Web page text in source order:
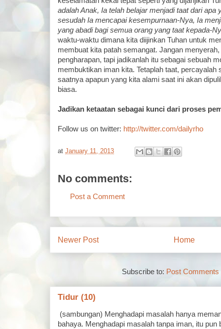
adalah Anak, Ia telah belajar menjadi taat dari apa
sesudah Ia mencapai kesempurnaan-Nya, Ia
yang abadi bagi semua orang yang taat kepada-
waktu-waktu dimana kita diijinkan Tuhan untuk
membuat kita patah semangat. Jangan
pengharapan, tapi jadikanlah itu sebagai sebuah
membuktikan iman kita. Tetaplah taat, percayalah
saatnya apapun yang kita alami saat ini akan
biasa.
Jadikan ketaatan sebagai kunci dari proses
Follow us on twitter: http://twitter.com/dailyrho
at January 11, 2013
No comments:
Post a Comment
Newer Post Home
Subscribe to: Post Comments
Tidur (10)
(sambungan) Menghadapi masalah hanya
bahaya. Menghadapi masalah tanpa iman, itu